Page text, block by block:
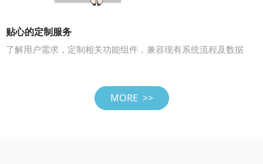
贴心的定制服务
了解用户需求，定制相关功能组件，兼容现有系统流程及数据
MORE >>